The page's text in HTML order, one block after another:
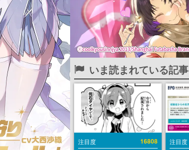
いま読まれている記事
注目度 16808 注目度